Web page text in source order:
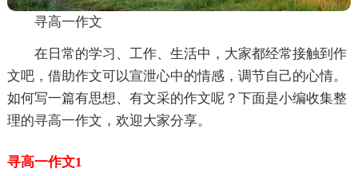
寻高一作文
在日常的学习、工作、生活中，大家都经常接触到作
文吧，借助作文可以宣泄心中的情感，调节自己的心情。
如何写一篇有思想、有文采的作文呢？下面是小编收集整
理的寻高一作文，欢迎大家分享。
寻高一作文1